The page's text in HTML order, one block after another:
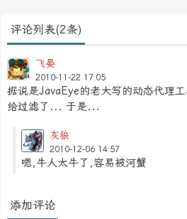
评论列表(2条)
飞晏
2010-11-22 17:05
据说是JavaEye的老大写的动态代理
给过滤了... 于是...
灰狼
2010-12-06 14:57
嗯,牛人太牛了,容易被河蟹
添加评论